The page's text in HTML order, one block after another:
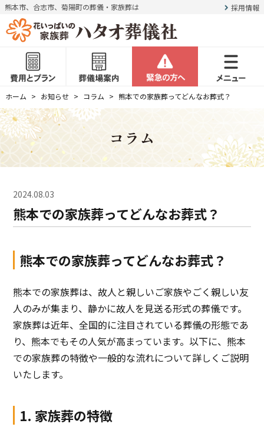
熊本市、合志市、菊陽町の葬儀・家族葬は 採用情報
ホーム お知らせ コラム 熊本での家族葬ってどんなお葬式？
コラム
2024.08.03
熊本での家族葬ってどんなお葬式？
熊本での家族葬ってどんなお葬式？
熊本での家族葬は、故人と親しいご家族やごく親しい友
人のみが集まり、静かに故人を見送る形式の葬儀です。
家族葬は近年、全国的に注目されている葬儀の形態であ
り、熊本でもその人気が高まっています。以下に、熊本
での家族葬の特徴や一般的な流れについて詳しくご説明
いたします。
1. 家族葬の特徴